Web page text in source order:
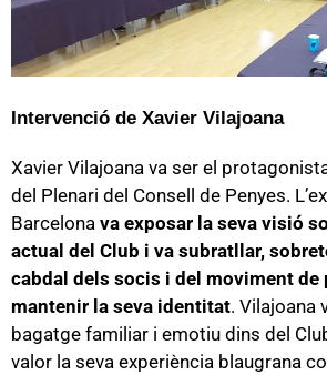
Intervenció de Xavier Vilajoana
Xavier Vilajoana va ser el
del Plenari del Consell de Penyes.
Barcelona va exposar la seva visió
actual del Club i va subratllar,
cabdal dels socis i del moviment de
mantenir la seva identitat. Vilajoana
bagatge familiar i emotiu dins del
valor la seva experiència blaugrana